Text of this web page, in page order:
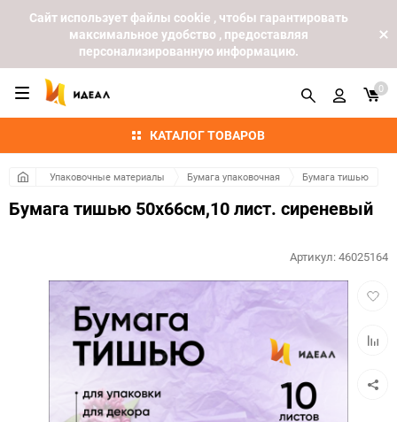
Cайт использует файлы cookie , чтобы гарантировать
максимальное удобство , предоставляя
персонализированную информацию.
КАТАЛОГ ТОВАРОВ
0
Упаковочные материалы Бумага упаковочная Бумага тишью
Бумага тишью 50х66см,10 лист. сиреневый
Артикул:46025164